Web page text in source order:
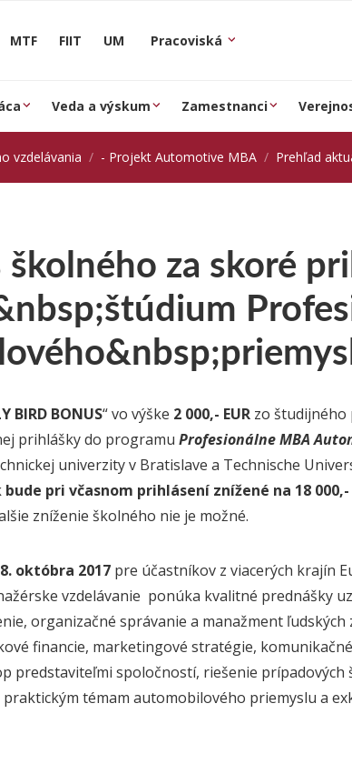
MTF FIIT UM Pracoviská
Veda a výskum Zamestnanci
vzdelávania - Projekt Automotive MBA Prehľad
za skoré
BIRD BONUS“ vo výške 2 000,- EUR zo študijného
prihlášky do programu Profesionálne MBA
univerzity v Bratislave a Technische
bude pri včasnom prihlásení znížené na 18 000,-
zníženie školného nie je možné.
októbra 2017 pre účastníkov z viacerých krajín
vzdelávanie ponúka kvalitné prednášky
organizačné správanie a manažment
financie, marketingové stratégie,
predstaviteľmi spoločností, riešenie prípadových
témam automobilového priemyslu a